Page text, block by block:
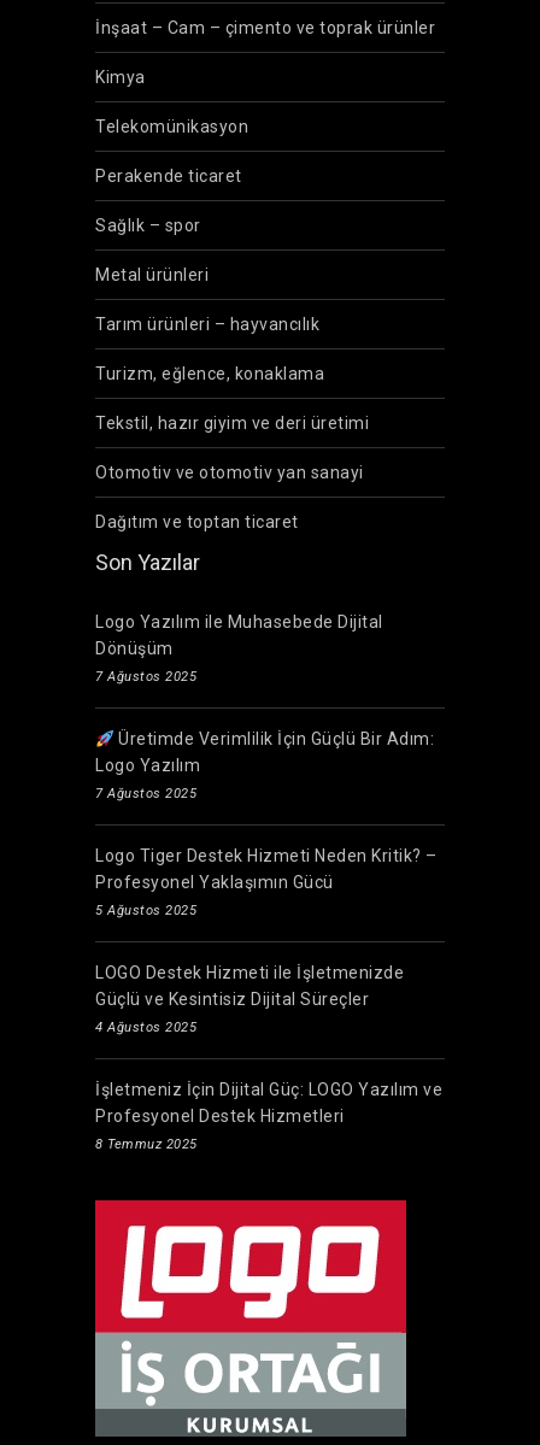
İnşaat – Cam – çimento ve toprak ürünler
Kimya
Telekomünikasyon
Perakende ticaret
Sağlık – spor
Metal ürünleri
Tarım ürünleri – hayvancılık
Turizm, eğlence, konaklama
Tekstil, hazır giyim ve deri üretimi
Otomotiv ve otomotiv yan sanayi
Dağıtım ve toptan ticaret
Son Yazılar
Logo Yazılım ile Muhasebede Dijital
Dönüşüm
7 Ağustos 2025
Üretimde Verimlilik İçin Güçlü Bir Adım:
Logo Yazılım
7 Ağustos 2025
Logo Tiger Destek Hizmeti Neden Kritik? –
Profesyonel Yaklaşımın Gücü
5 Ağustos 2025
LOGO Destek Hizmeti ile İşletmenizde
Güçlü ve Kesintisiz Dijital Süreçler
4 Ağustos 2025
İşletmeniz İçin Dijital Güç: LOGO Yazılım ve
Profesyonel Destek Hizmetleri
8 Temmuz 2025